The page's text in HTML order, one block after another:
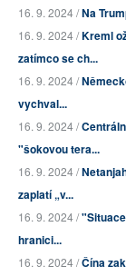
16. 9. 2024 /Na
16. 9. 2024 /Kreml
zatímco se ch...
16. 9. 2024 /
vychval...
16. 9. 2024 /
"šokovou tera...
16. 9. 2024 /
zaplatí „v...
16. 9. 2024 /
hranici...
16. 9. 2024 /Čína